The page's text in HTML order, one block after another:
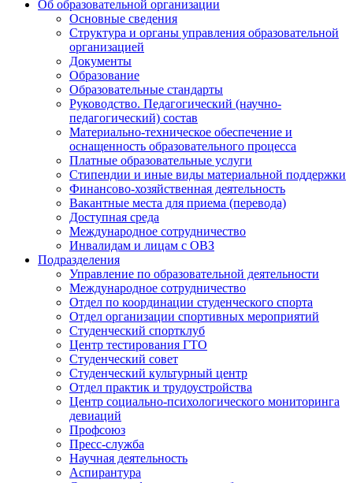
Об образовательной организации
Основные сведения
Структура и органы управления образовательной
организацией
Документы
Образование
Образовательные стандарты
Руководство. Педагогический (научно-
педагогический) состав
Материально-техническое обеспечение и
оснащенность образовательного процесса
Платные образовательные услуги
Стипендии и иные виды материальной поддержки
Финансово-хозяйственная деятельность
Вакантные места для приема (перевода)
Доступная среда
Международное сотрудничество
Инвалидам и лицам с ОВЗ
Подразделения
Управление по образовательной деятельности
Международное сотрудничество
Отдел по координации студенческого спорта
Отдел организации спортивных мероприятий
Студенческий спортклуб
Центр тестирования ГТО
Студенческий совет
Студенческий культурный центр
Отдел практик и трудоустройства
Центр социально-психологического мониторинга
девиаций
Профсоюз
Пресс-служба
Научная деятельность
Аспирантура